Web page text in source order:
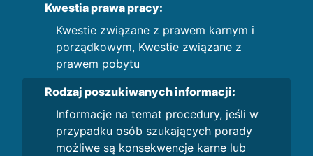
Kwestia prawa pracy:
Kwestie związane z prawem karnym i
porządkowym, Kwestie związane z
prawem pobytu
Rodzaj poszukiwanych informacji:
Informacje na temat procedury, jeśli w
przypadku osób szukających porady
możliwe są konsekwencje karne lub